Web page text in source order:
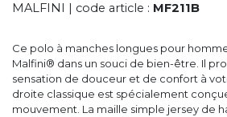
MALFINI | code article : MF211B
Ce polo à manches longues pour
Malfini® dans un souci de bien-être. Il
sensation de douceur et de confort à
droite classique est spécialement
mouvement. La maille simple jersey de